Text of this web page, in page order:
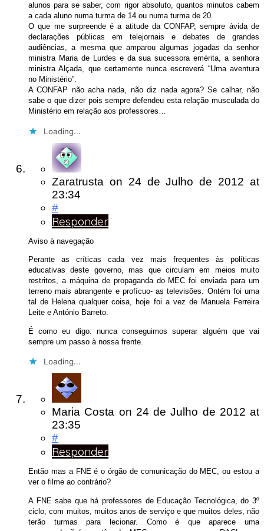
alunos para se saber, com rigor absoluto, quantos minutos cabem
a cada aluno numa turma de 14 ou numa turma de 20.
O que me surpreende é a atitude da CONFAP, sempre ávida de
declarações públicas em telejornais e debates de grandes
audiências, a mesma que amparou algumas jogadas da senhor
ministra Maria de Lurdes e da sua sucessora emérita, a senhora
ministra Alçada, que certamente nunca escreverá “Uma aventura
no Ministério”.
A CONFAP não acha nada, não diz nada agora? Se calhar, não
sabe o que dizer pois sempre defendeu esta relação musculada do
Ministério em relação aos professores…
Loading...
Zaratrusta on 24 de Julho de 2012at
23:34
#
Responder
Aviso à navegação
Perante as críticas cada vez mais frequentes às políticas
educativas deste governo, mas que circulam em meios muito
restritos, a máquina de propaganda do MEC foi enviada para um
terreno mais abrangente e profícuo- as televisões. Ontém foi uma
tal de Helena qualquer coisa, hoje foi a vez de Manuela Ferreira
Leite e António Barreto.
É como eu digo: nunca conseguimos superar alguém que vai
sempre um passo à nossa frente.
Loading...
Maria Costa on 24 de Julho de 2012 at
23:35
#
Responder
Então mas a FNE é o órgão de comunicação do MEC, ou estou a
ver o filme ao contrário?
A FNE sabe que há professores de Educação Tecnológica, do 3º
ciclo, com muitos, muitos anos de serviço e que muitos deles, não
terão turmas para lecionar. Como é que aparece uma